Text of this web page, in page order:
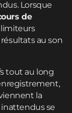
Lorsque
de
au son
tout au long
la
se